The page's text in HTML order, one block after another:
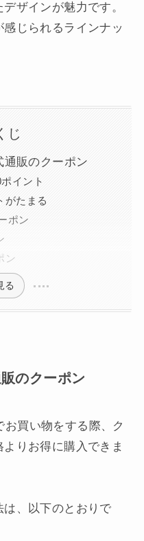
ザインが魅力です。
じられるラインナッ
じ
販のクーポン
イント
がたまる
ポン
ン
る
のクーポン
買い物をする際、ク
りお得に購入できま
、以下のとおりで